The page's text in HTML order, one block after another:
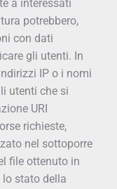
a interessati
potrebbero,
con dati
gli utenti. In
IP o i nomi
utenti che si
URI
richieste,
nel sottoporre
file ottenuto in
stato della